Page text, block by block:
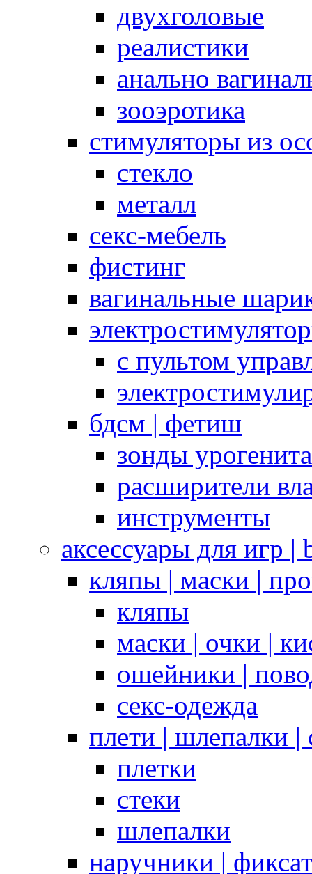
двухголовые
реалистики
анально
зооэротика
стимуляторы из
стекло
металл
секс-мебель
фистинг
вагинальные
с пультом
бдсм | фетиш
зонды
расширители
инструменты
аксессуары для игр |
кляпы | маски |
кляпы
маски | очки |
ошейники |
секс-одежда
плети | шлепалки |
плетки
стеки
шлепалки
наручники |